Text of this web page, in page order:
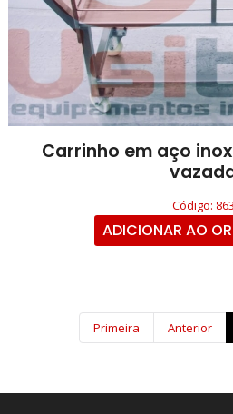
Carrinho em aço
Código: 863
ADICIONAR AO
Primeira Anterior